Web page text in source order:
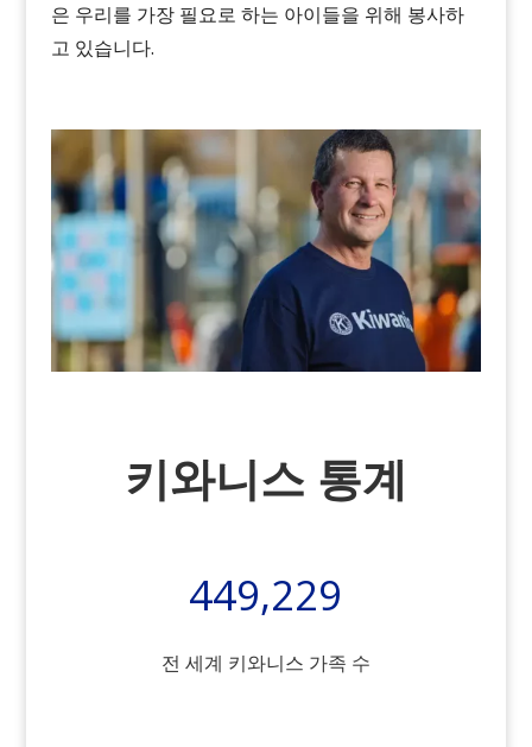
은 우리를 가장 필요로 하는 아이들을 위해 봉사하
고 있습니다.
키와니스 통계
449,229
전 세계 키와니스 가족 수